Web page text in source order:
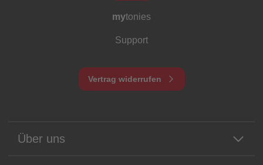
mytonies
Support
Vertrag widerrufen
Über uns